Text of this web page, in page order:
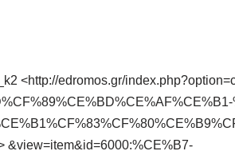
<http://edromos.gr/
&view=item&id=6000:%CE%B7-